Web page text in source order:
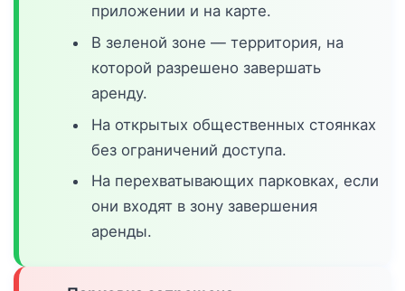
приложении и на карте.
В зеленой зоне — территория, на
которой разрешено завершать
аренду.
На открытых общественных стоянках
без ограничений доступа.
На перехватывающих парковках, если
они входят в зону завершения
аренды.